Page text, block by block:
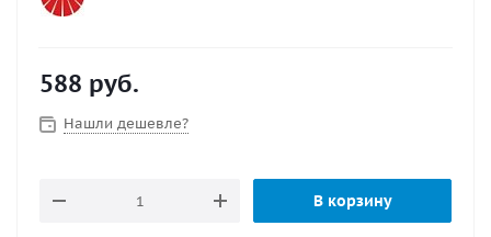
588 руб.
Нашли дешевле?
В корзину